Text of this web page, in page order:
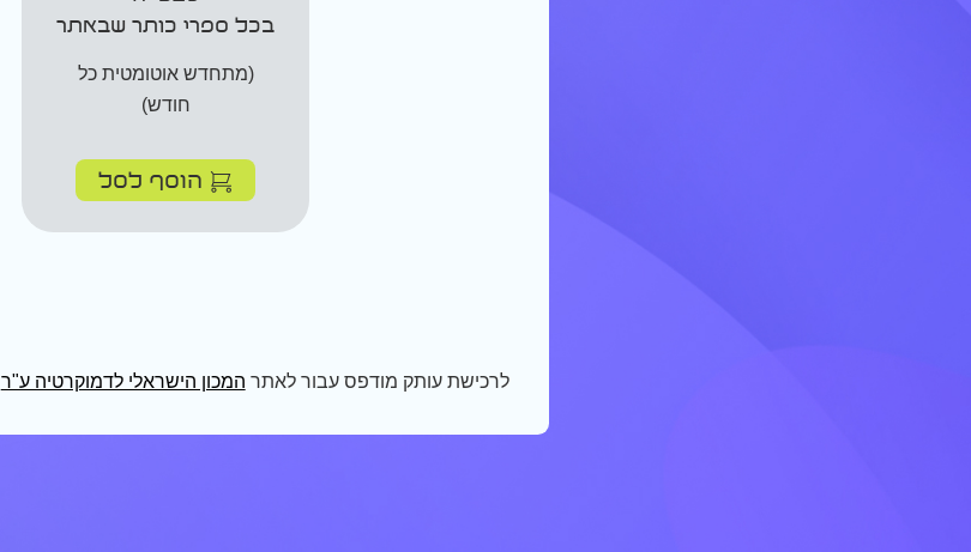
בכל ספרי כותר שבאתר
(מתחדש אוטומטית כל
חודש)
הוסף לסל
לרכישת עותק מודפס עבור לאתר המכון הישראלי לדמוקרטיה ע"ר